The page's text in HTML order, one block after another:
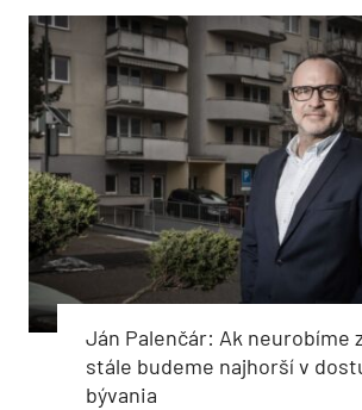
Ján Palenčár: Ak neurobíme
stále budeme najhorší v
bývania